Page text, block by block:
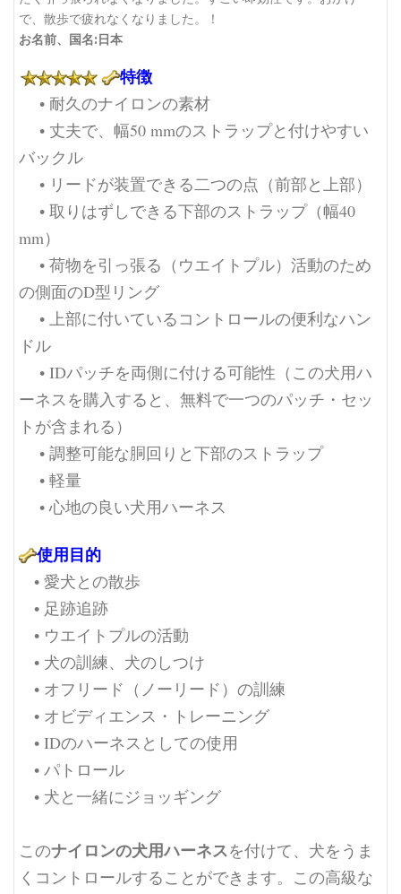
で、散歩で疲れなくなりました。！
お名前、国名:日本
特徴
• 耐久のナイロンの素材
• 丈夫で、幅50 mmのストラップと付けやすい
バックル
• リードが装置できる二つの点（前部と上部）
• 取りはずしできる下部のストラップ（幅40
mm）
• 荷物を引っ張る（ウエイトプル）活動のため
の側面のD型リング
• 上部に付いているコントロールの便利なハン
ドル
• IDパッチを両側に付ける可能性（この犬用ハ
ーネスを購入すると、無料で一つのパッチ・セッ
トが含まれる）
• 調整可能な胴回りと下部のストラップ
• 軽量
• 心地の良い犬用ハーネス
使用目的
• 愛犬との散歩
• 足跡追跡
• ウエイトプルの活動
• 犬の訓練、犬のしつけ
• オフリード（ノーリード）の訓練
• オビディエンス・トレーニング
• IDのハーネスとしての使用
• パトロール
• 犬と一緒にジョッギング
このナイロンの犬用ハーネスを付けて、犬をうま
くコントロールすることができます。この高級な